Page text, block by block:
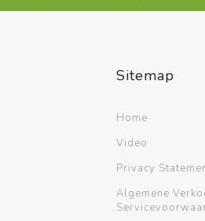
Sitemap
Home
Video
Privacy
Algemene